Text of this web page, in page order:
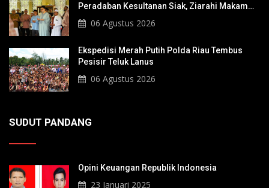
Peradaban Kesultanan Siak, Ziarahi Makam
Sultan Hingga Pendiri Pekanbaru
06 Agustus 2026
Ekspedisi Merah Putih Polda Riau Tembus
Pesisir Teluk Lanus
06 Agustus 2026
SUDUT PANDANG
Opini Keuangan Republik Indonesia
23 Januari 2025